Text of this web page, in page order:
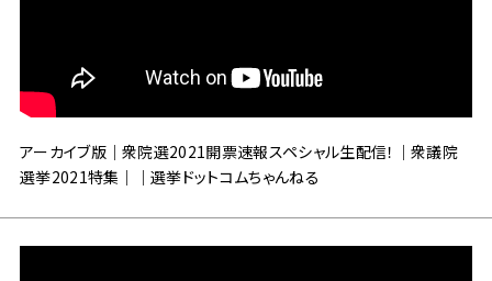
アーカイブ版｜衆院選2021開票速報スペシャル生配信！｜衆議院
選挙2021特集｜｜選挙ドットコムちゃんねる